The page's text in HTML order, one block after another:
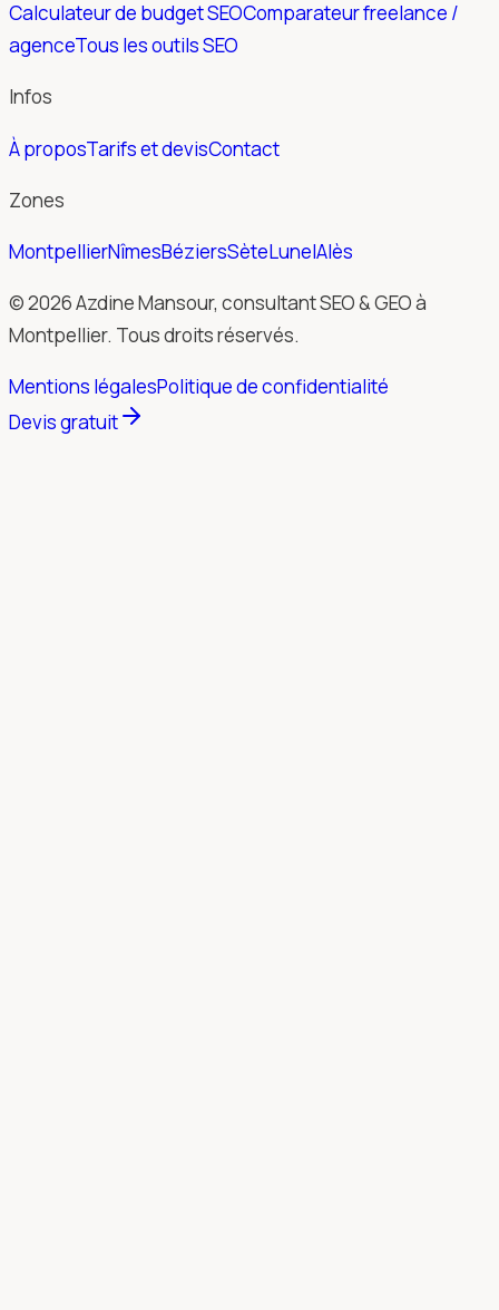
Calculateur de budget SEOComparateur freelance /
agenceTous les outils SEO
Infos
À proposTarifs et devisContact
Zones
MontpellierNîmesBéziersSèteLunelAlès
© 2026 Azdine Mansour, consultant SEO & GEO à
Montpellier. Tous droits réservés.
Mentions légalesPolitique de confidentialité
Devis gratuit